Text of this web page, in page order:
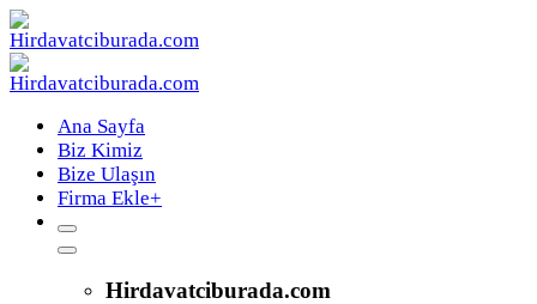
Ana Sayfa
Biz Kimiz
Bize Ulaşın
Firma Ekle+
Hirdavatciburada.com